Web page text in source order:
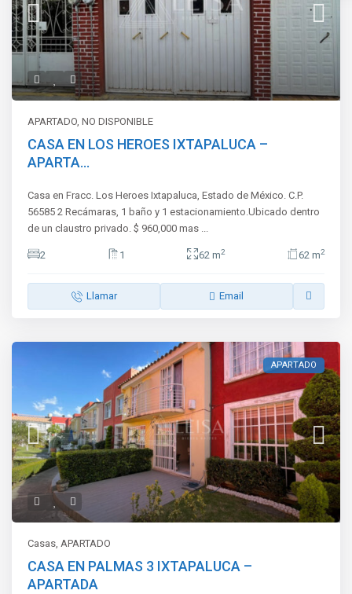
APARTADO,NO DISPONIBLE
CASA EN LOS HEROES IXTAPALUCA –
APARTA...
Casa en Fracc. Los Heroes Ixtapaluca, Estado de México. C.P.
56585 2 Recámaras, 1 baño y 1 estacionamiento.Ubicado dentro
de un claustro privado. $ 960,000 mas ...
2 1 62 m2 62 m2
Llamar Email
APARTADO
Casas,APARTADO
CASA EN PALMAS 3 IXTAPALUCA –
APARTADA